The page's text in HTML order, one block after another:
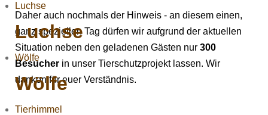
Luchse
Luchse
Wölfe
Wölfe
Tierhimmel
Daher auch nochmals der Hinweis - an diesem einen,
ganz speziellen Tag dürfen wir aufgrund der aktuellen
Situation neben den geladenen Gästen nur 300
Besucher in unser Tierschutzprojekt lassen. Wir
danken für euer Verständnis.